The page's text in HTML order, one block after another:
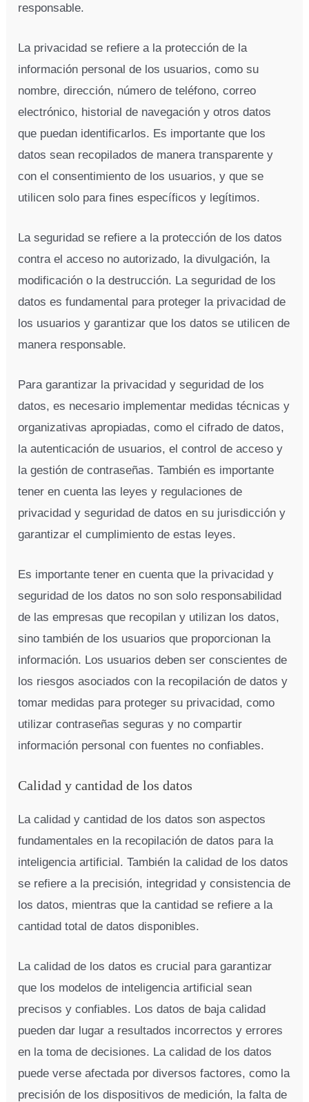
responsable.
La privacidad se refiere a la protección de la
información personal de los usuarios, como su
nombre, dirección, número de teléfono, correo
electrónico, historial de navegación y otros datos
que puedan identificarlos. Es importante que los
datos sean recopilados de manera transparente y
con el consentimiento de los usuarios, y que se
utilicen solo para fines específicos y legítimos.
La seguridad se refiere a la protección de los datos
contra el acceso no autorizado, la divulgación, la
modificación o la destrucción. La seguridad de los
datos es fundamental para proteger la privacidad de
los usuarios y garantizar que los datos se utilicen de
manera responsable.
Para garantizar la privacidad y seguridad de los
datos, es necesario implementar medidas técnicas y
organizativas apropiadas, como el cifrado de datos,
la autenticación de usuarios, el control de acceso y
la gestión de contraseñas. También es importante
tener en cuenta las leyes y regulaciones de
privacidad y seguridad de datos en su jurisdicción y
garantizar el cumplimiento de estas leyes.
Es importante tener en cuenta que la privacidad y
seguridad de los datos no son solo responsabilidad
de las empresas que recopilan y utilizan los datos,
sino también de los usuarios que proporcionan la
información. Los usuarios deben ser conscientes de
los riesgos asociados con la recopilación de datos y
tomar medidas para proteger su privacidad, como
utilizar contraseñas seguras y no compartir
información personal con fuentes no confiables.
Calidad y cantidad de los datos
La calidad y cantidad de los datos son aspectos
fundamentales en la recopilación de datos para la
inteligencia artificial. También la calidad de los datos
se refiere a la precisión, integridad y consistencia de
los datos, mientras que la cantidad se refiere a la
cantidad total de datos disponibles.
La calidad de los datos es crucial para garantizar
que los modelos de inteligencia artificial sean
precisos y confiables. Los datos de baja calidad
pueden dar lugar a resultados incorrectos y errores
en la toma de decisiones. La calidad de los datos
puede verse afectada por diversos factores, como la
precisión de los dispositivos de medición, la falta de